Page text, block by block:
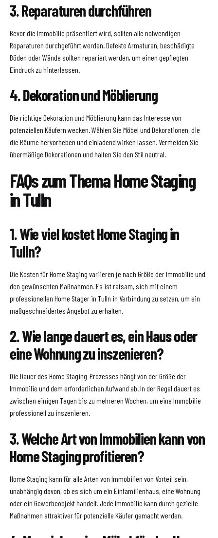
3. Reparaturen durchführen
Bevor die Immobilie präsentiert wird, sollten alle notwendigen
Reparaturen durchgeführt werden. Defekte Armaturen, beschädigte
Böden oder Wände sollten repariert werden, um einen gepflegten
Eindruck zu hinterlassen.
4. Dekoration und Möblierung
Die richtige Dekoration und Möblierung kann das Interesse von
potenziellen Käufern wecken. Wählen Sie Möbel und Dekorationen, die
die Räume hervorheben und einladend wirken lassen. Vermeiden Sie
übermäßige Dekorationen und halten Sie den Stil neutral.
FAQs zum Thema Home Staging
in Tulln
1. Wie viel kostet Home Staging in
Tulln?
Die Kosten für Home Staging variieren je nach Größe der Immobilie und
den gewünschten Maßnahmen. Es ist ratsam, sich mit einem
professionellen Home Stager in Tulln in Verbindung zu setzen, um ein
maßgeschneidertes Angebot zu erhalten.
2. Wie lange dauert es, ein Haus oder
eine Wohnung zu inszenieren?
Die Dauer des Home Staging-Prozesses hängt von der Größe der
Immobilie und dem erforderlichen Aufwand ab. In der Regel dauert es
zwischen einigen Tagen bis zu mehreren Wochen, um eine Immobilie
professionell zu inszenieren.
3. Welche Art von Immobilien kann von
Home Staging profitieren?
Home Staging kann für alle Arten von Immobilien von Vorteil sein,
unabhängig davon, ob es sich um ein Einfamilienhaus, eine Wohnung
oder ein Gewerbeobjekt handelt. Jede Immobilie kann durch gezielte
Maßnahmen attraktiver für potenzielle Käufer gemacht werden.